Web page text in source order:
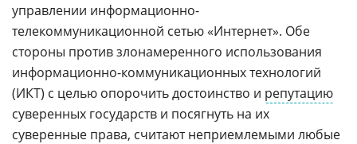
управлении информационно-
телекоммуникационной сетью «Интернет». Обе
стороны против злонамеренного использования
информационно-коммуникационных технологий
(ИКТ) с целью опорочить достоинство и репутацию
суверенных государств и посягнуть на их
суверенные права, считают неприемлемыми любые